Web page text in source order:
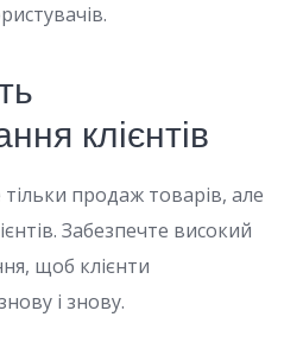
клієнтів
продаж товарів, але
Забезпечте високий
щоб клієнти
і знову.